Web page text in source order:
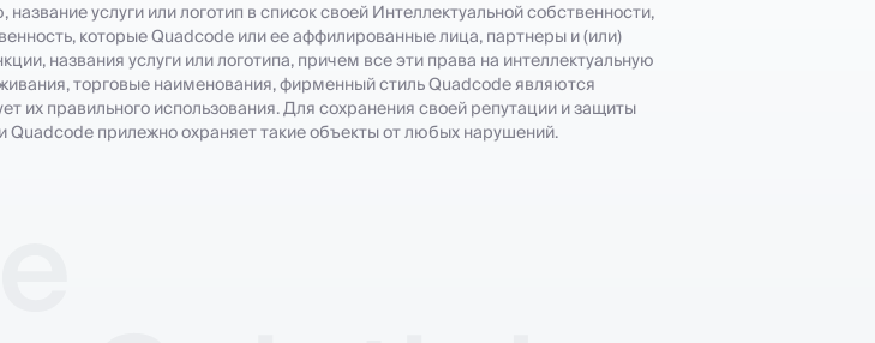
услуги или логотип в список своей Интеллектуальной собственности,
которые Quadcode или ее аффилированные лица, партнеры и (или)
названия услуги или логотипа, причем все эти права на интеллектуальную
торговые наименования, фирменный стиль Quadcode являются
правильного использования. Для сохранения своей репутации и защиты
Quadcode прилежно охраняет такие объекты от любых нарушений.